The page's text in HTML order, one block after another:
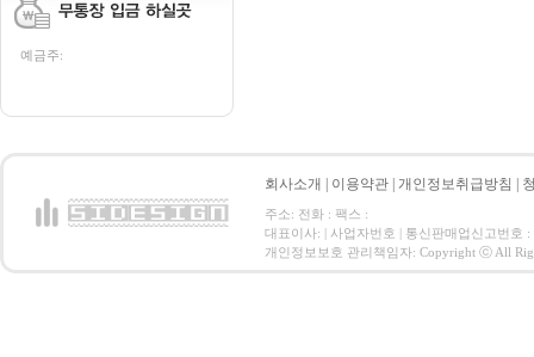
예금주:
회사소개 이용약관 개인정보취급방침
주소: 전화 : 팩스 :
대표이사: | 사업자번호 | 통신판매업신고번호 :
개인정보보호 관리책임자: Copyright ⓒ All